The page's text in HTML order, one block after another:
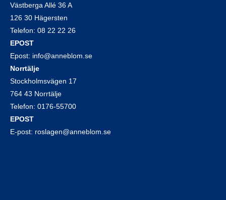
Västberga Allé 36 A
126 30 Hägersten
Telefon: 08 22 22 26
EPOST
Epost: info@anneblom.se
Norrtälje
Stockholmsvägen 17
764 43 Norrtälje
Telefon: 0176-55700
EPOST
E-post: roslagen@anneblom.se